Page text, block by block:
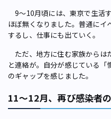
9～10月頃には、東京で生活
ほぼ無くなりました。普通にイ
するし、仕事にも出ていく。
ただ、地方に住む家族からは
と連絡が。自分が感じている「
のギャップを感じました。
11～12月、再び感染者